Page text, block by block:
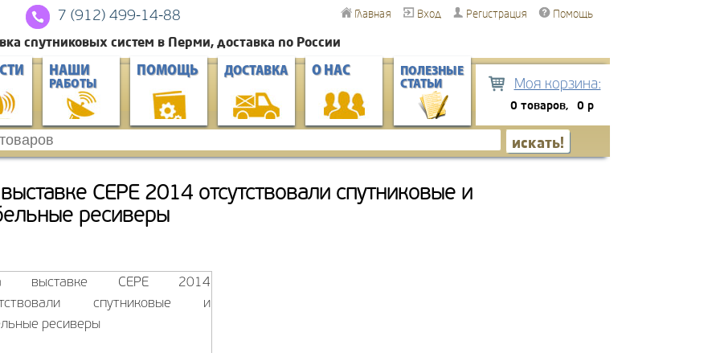
Главная Вход Регистрация Помощь
7 (912) 499-14-88
Моя корзина:
0 товаров, 0 р
спутниковых систем в Перми, доставка по России
НАШИ
РАБОТЫ
ПОМОЩЬ ДОСТАВКА О НАС
ПОЛЕЗНЫЕ
СТАТЬИ
CEPE 2014 отсутствовали спутниковые и
ресиверы